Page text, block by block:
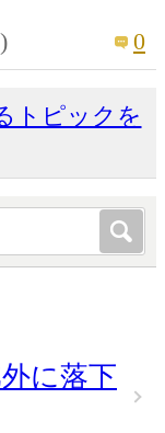
0
トピックを
に落下